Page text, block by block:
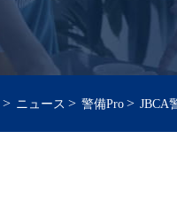
> ニュース > 警備Pro > JBCA